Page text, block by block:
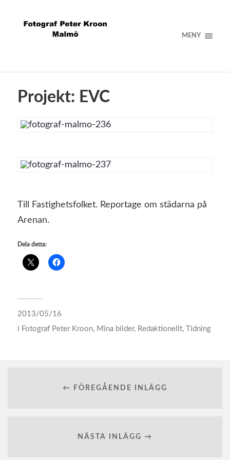
MENY
Projekt: EVC
Till Fastighetsfolket. Reportage om städarna på
Arenan.
Dela detta:
2013/05/16
i Fotograf Peter Kroon, Mina bilder, Redaktionellt, Tidning
← FÖREGÅENDE INLÄGG
NÄSTA INLÄGG →